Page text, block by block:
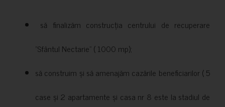
să finalizăm construcția centrului de recuperare
”Sfântul Nectarie” ( 1000 mp);
să construim și să amenajăm cazările beneficiarilor ( 5
case și 2 apartamente și casa nr 8 este la stadiul de